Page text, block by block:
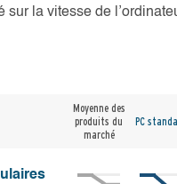
la vitesse de
Moyenne des
produits du
marché
PC